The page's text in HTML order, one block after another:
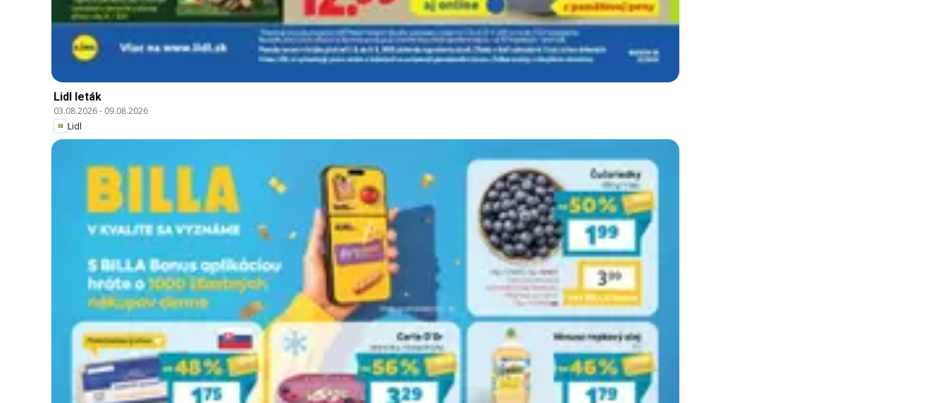
Lidl leták
03.08.2026- 09.08.2026
Lidl